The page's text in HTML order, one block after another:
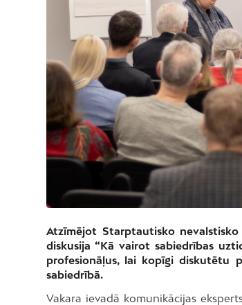
Atzīmējot Starptautisko
diskusija “Kā vairot sabiedrības
profesionāļus, lai kopīgi diskutētu
sabiedrībā.
Vakara ievadā komunikācijas